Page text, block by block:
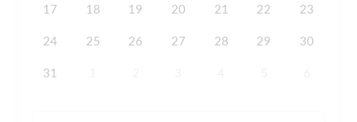
17 18 19 20 21 22 23
24 25 26 27 28 29 30
31